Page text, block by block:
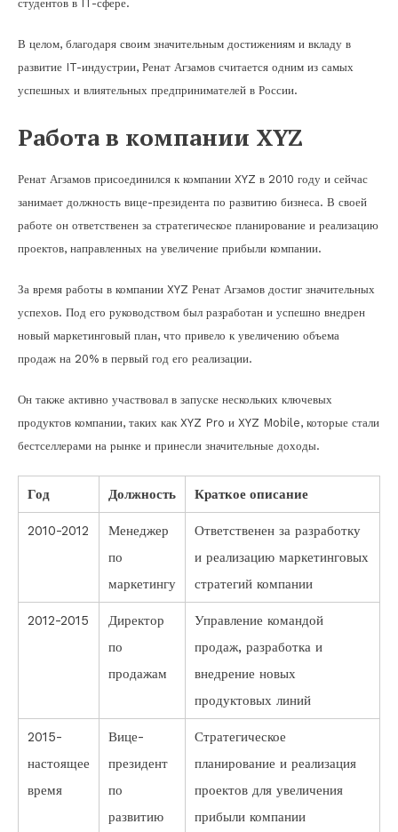
студентов в IT-сфере.
В целом, благодаря своим значительным достижениям и вкладу в
развитие IT-индустрии, Ренат Агзамов считается одним из самых
успешных и влиятельных предпринимателей в России.
Работа в компании XYZ
Ренат Агзамов присоединился к компании XYZ в 2010 году и сейчас
занимает должность вице-президента по развитию бизнеса. В своей
работе он ответственен за стратегическое планирование и реализацию
проектов, направленных на увеличение прибыли компании.
За время работы в компании XYZ Ренат Агзамов достиг значительных
успехов. Под его руководством был разработан и успешно внедрен
новый маркетинговый план, что привело к увеличению объема
продаж на 20% в первый год его реализации.
Он также активно участвовал в запуске нескольких ключевых
продуктов компании, таких как XYZ Pro и XYZ Mobile, которые стали
бестселлерами на рынке и принесли значительные доходы.
Год Должность Краткое описание
2010-2012
Менеджер
по
маркетингу
Ответственен за разработку
и реализацию маркетинговых
стратегий компании
2012-2015
Директор
по
продажам
Управление командой
продаж, разработка и
внедрение новых
продуктовых линий
2015-
настоящее
время
Вице-
президент
по
развитию
Стратегическое
планирование и реализация
проектов для увеличения
прибыли компании